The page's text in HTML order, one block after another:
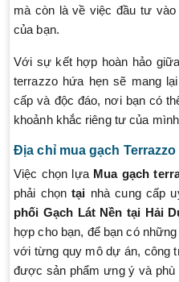
mà còn là về việc đầu tư
của bạn.
Với sự kết hợp hoàn hảo
terrazzo hứa hẹn sẽ mang
cấp và độc đáo, nơi bạn có
khoảnh khắc riêng tư của
Địa chỉ mua gạch
Việc chọn lựa Mua gạch
phải chọntại nhà cung cấp
phối Gạch Lát Nền tại Hải
hợp cho bạn, để bạn có
với từng quy mô dự án, công
được sản phẩm ưng ý và